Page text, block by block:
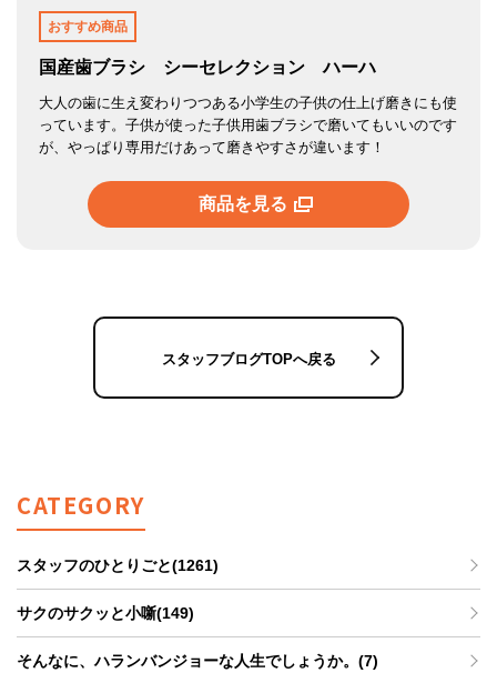
おすすめ商品
国産歯ブラシ シーセレクション ハーハ
大人の歯に生え変わりつつある小学生の子供の仕上げ磨きにも使
っています。子供が使った子供用歯ブラシで磨いてもいいのです
が、やっぱり専用だけあって磨きやすさが違います！
商品を見る
スタッフブログTOPへ戻る
CATEGORY
スタッフのひとりごと(1261)
サクのサクッと小噺(149)
そんなに、ハランバンジョーな人生でしょうか。(7)